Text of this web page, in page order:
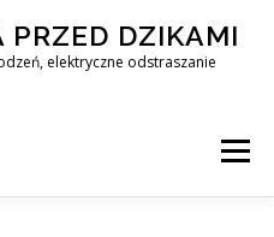
PRZED DZIKAMI
elektryczne odstraszanie
Menu